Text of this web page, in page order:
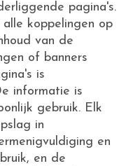
pagina's.
koppelingen op
van de
of banners
is
informatie is
gebruik. Elk
in
en
en de